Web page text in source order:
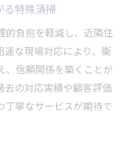
る特殊清掃
的負担を軽減し、近隣住
速な現場対応により、衛
、信頼関係を築くことが
去の対応実績や顧客評価
丁寧なサービスが期待で